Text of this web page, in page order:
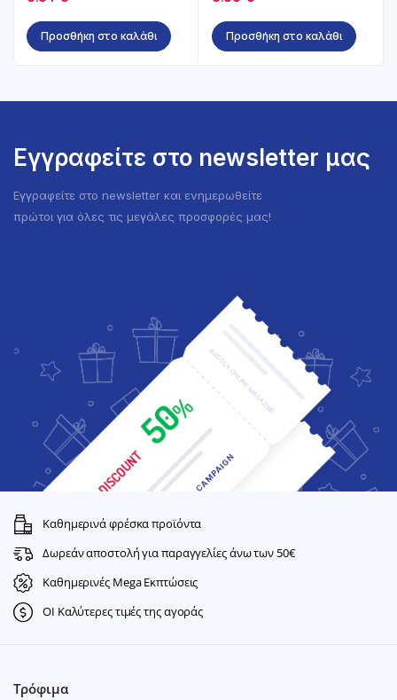
Προσθήκη στο καλάθι Προσθήκη στο καλάθι
Εγγραφείτε στο newsletter μας
Εγγραφείτε στο newsletter και ενημερωθείτε
πρώτοι για όλες τις μεγάλες προσφορές μας!
Καθημερινά φρέσκα προϊόντα
Δωρεάν αποστολή για παραγγελίες άνω των 50€
Καθημερινές Mega Εκπτώσεις
ΟΙ Καλύτερες τιμές της αγοράς
Τρόφιμα